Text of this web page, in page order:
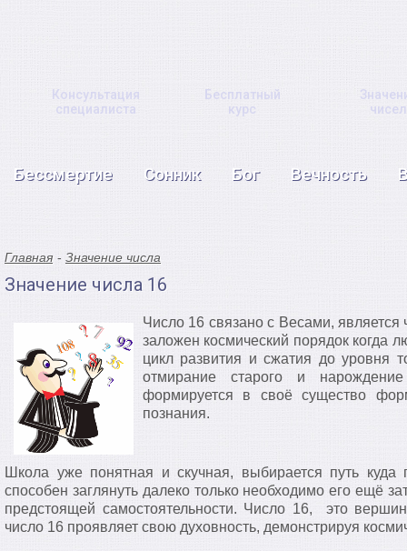
Консультация
специалиста
Бесплатный
курс
чисел
Бессмертие Сонник Бог Вечность
Главная Значение числа
Значение числа 16
Число 16 связано с Весами,
заложен космический порядок когда
цикл развития и сжатия до уровня
отмирание старого и
формируется в своё существо
познания.
Школа уже понятная и скучная, выбирается путь
способен заглянуть далеко только необходимо его ещё
предстоящей самостоятельности. Число 16, это
число 16 проявляет свою духовность, демонстрируя